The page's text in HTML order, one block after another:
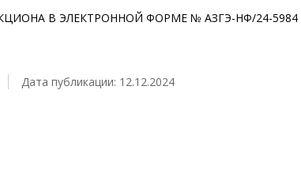
В ЭЛЕКТРОННОЙ ФОРМЕ № АЗГЭ-НФ/24-5984
Дата публикации: 12.12.2024